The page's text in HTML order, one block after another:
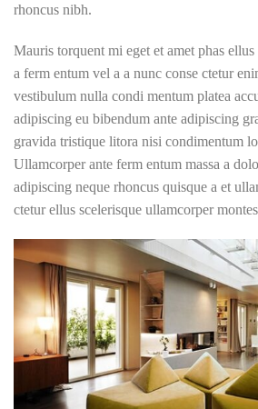
rhoncus nibh.
Mauris torquent mi eget et amet phas
a ferm entum vel a a nunc conse ctetur
vestibulum nulla condi mentum platea
adipiscing eu bibendum ante adipiscing
gravida tristique litora nisi condimentum
Ullamcorper ante ferm entum massa a
adipiscing neque rhoncus quisque a et
ctetur ellus scelerisque ullamcorper